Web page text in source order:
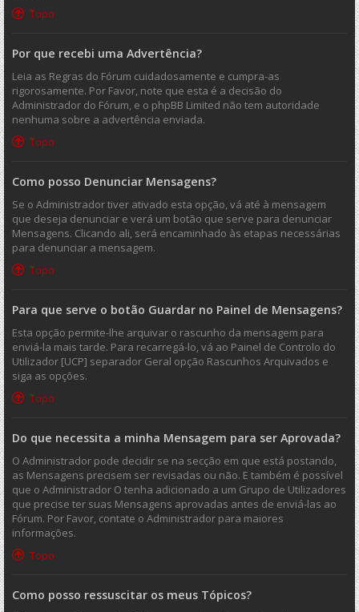
Topo
Por que recebi uma Advertência?
Leia as Regras do Fórum cuidadosamente e cumpra-as
rigorosamente. Por Favor, note que esta é a decisão do
Administrador do Fórum, e o phpBB Limited não tem autoridade
nenhuma sobre a advertência enviada.
Topo
Como posso Denunciar Mensagens?
Se o Administrador tiver ativado esta opção, vá até à mensagem
que deseja denunciar e verá um botão que serve para denunciar
Mensagens. Clicando ali, será encaminhado às etapas necessárias
para denunciar a mensagem.
Topo
Para que serve o botão Guardar no Painel de Mensagens?
Esta opção permite-lhe arquivar o rascunho da mensagem para
enviá-la mais tarde. Para recarregá-lo, vá ao Painel de Controlo do
Utilizador [UCP] separador Geral opção Rascunhos Arquivados e
siga as opções.
Topo
Do que necessita a minha Mensagem para ser Aprovada?
O Administrador pode decidir se na secção em que está postando,
as Mensagens precisem ser revisadas ou não. E também é possível
que o Administrador O tenha adicionado a um Grupo de Utilizadores
que precise ter suas Mensagens aprovadas antes de enviá-las ao
Fórum. Por Favor, contate o Administrador para maiores
informações.
Topo
Como posso ressuscitar os meus Tópicos?